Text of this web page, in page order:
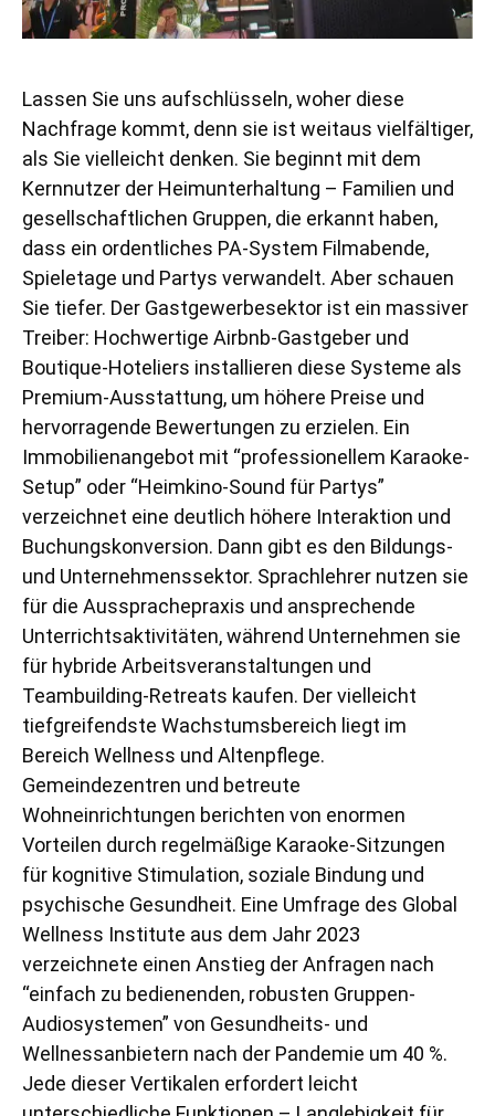
Lassen Sie uns aufschlüsseln, woher diese
Nachfrage kommt, denn sie ist weitaus vielfältiger,
als Sie vielleicht denken. Sie beginnt mit dem
Kernnutzer der Heimunterhaltung – Familien und
gesellschaftlichen Gruppen, die erkannt haben,
dass ein ordentliches PA-System Filmabende,
Spieletage und Partys verwandelt. Aber schauen
Sie tiefer. Der Gastgewerbesektor ist ein massiver
Treiber: Hochwertige Airbnb-Gastgeber und
Boutique-Hoteliers installieren diese Systeme als
Premium-Ausstattung, um höhere Preise und
hervorragende Bewertungen zu erzielen. Ein
Immobilienangebot mit “professionellem Karaoke-
Setup” oder “Heimkino-Sound für Partys”
verzeichnet eine deutlich höhere Interaktion und
Buchungskonversion. Dann gibt es den Bildungs-
und Unternehmenssektor. Sprachlehrer nutzen sie
für die Aussprachepraxis und ansprechende
Unterrichtsaktivitäten, während Unternehmen sie
für hybride Arbeitsveranstaltungen und
Teambuilding-Retreats kaufen. Der vielleicht
tiefgreifendste Wachstumsbereich liegt im
Bereich Wellness und Altenpflege.
Gemeindezentren und betreute
Wohneinrichtungen berichten von enormen
Vorteilen durch regelmäßige Karaoke-Sitzungen
für kognitive Stimulation, soziale Bindung und
psychische Gesundheit. Eine Umfrage des Global
Wellness Institute aus dem Jahr 2023
verzeichnete einen Anstieg der Anfragen nach
“einfach zu bedienenden, robusten Gruppen-
Audiosystemen” von Gesundheits- und
Wellnessanbietern nach der Pandemie um 40 %.
Jede dieser Vertikalen erfordert leicht